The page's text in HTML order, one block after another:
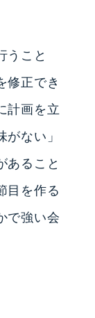
うこと
修正でき
計画を立
ない」
あること
目を作る
で強い会